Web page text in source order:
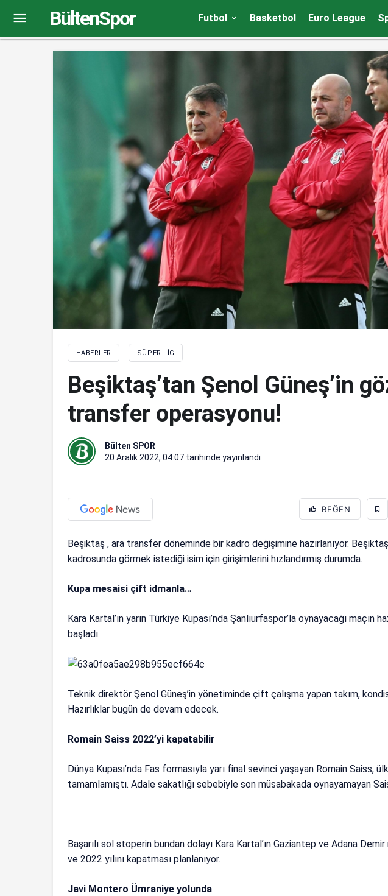
BültenSpor Futbol Basketbol Euro League
HABERLER SÜPER LIG
Beşiktaş’tan Şenol Güneş’in
transfer operasyonu!
Bülten SPOR
20 Aralık 2022, 04:07 tarihinde yayınlandı
BEĞEN
Beşiktaş , ara transfer döneminde bir kadro değişimine hazırlanıyor.
kadrosunda görmek istediği isim için girişimlerini hızlandırmış durumda.
Kupa mesaisi çift idmanla…
Kara Kartal’ın yarın Türkiye Kupası’nda Şanlıurfaspor’la oynayacağı maçın
başladı.
Teknik direktör Şenol Güneş’in yönetiminde çift çalışma yapan takım,
Hazırlıklar bugün de devam edecek.
Romain Saiss 2022’yi kapatabilir
Dünya Kupası’nda Fas formasıyla yarı final sevinci yaşayan Romain Saiss,
tamamlamıştı. Adale sakatlığı sebebiyle son müsabakada oynayamayan
Başarılı sol stoperin bundan dolayı Kara Kartal’ın Gaziantep ve Adana
ve 2022 yılını kapatması planlanıyor.
Javi Montero Ümraniye yolunda
Trabzonspor’da Anastasios Bakasetas şova hazır!